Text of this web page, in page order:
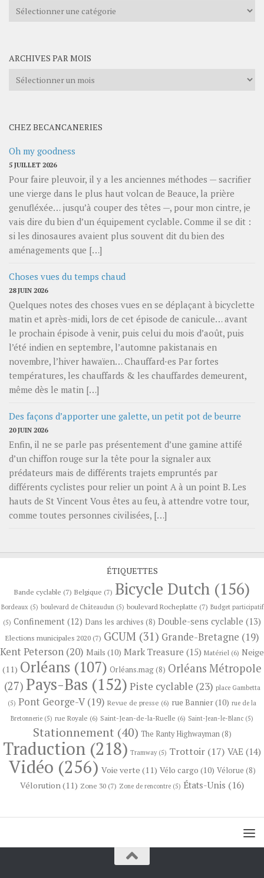
Explorer
ARCHIVES PAR MOIS
Archives
CHEZ BECANCANERIES
Oh my goodness
5 JUILLET 2026
Pour faire pleuvoir, il y a les anciennes méthodes — sacrifier
une vierge dans le plus haut volcan de Beauce, la prière
genufléxée… jusqu’à couper des têtes —, pour mon cintre, je
vais dire du bien d’un équipement cyclable. Comme il se dit :
si les dinosaures avaient plus souvent dit du bien des
aménagements que […]
Choses vues du temps chaud
28 JUIN 2026
Quelques notes des choses vues en se déplaçant à bicyclette
matin et après-midi, lors de cet épisode de canicule… avant
le prochain épisode à venir, puis celui du mois d’août, puis
l’été indien en septembre, l’automne pakistanais en
novembre, l’hiver hawaïen… Chauffard⋅es Par fortes
températures, les chauffards & les chauffardes demeurent,
même dès le matin […]
Des façons d’apporter une galette, un petit pot de beurre
20 JUIN 2026
Enfin, il ne se parle pas présentement d’une gamine attifé
d’un chiffon rouge sur la tête pour la signaler aux
prédateurs mais de différents trajets empruntés par
différents cyclistes pour relier un point A à un point B. Les
hauts de St Vincent Vous êtes au feu, à attendre votre tour,
comme toutes personnes civilisées, […]
ÉTIQUETTES
Bande cyclable (7) Belgique (7) Bicycle Dutch (156)
Bordeaux(5) boulevard de Châteaudun(5) boulevard Rocheplatte (7) Budget participatif
(5) Confinement (12) Dans les archives (8) Double-sens cyclable (13)
Elections municipales 2020(7) GCUM(31) Grande-Bretagne (19)
Kent Peterson (20) Mails (10) Mark Treasure (15) Matériel (6) Neige
(11) Orléans (107) Orléans.mag (8) Orléans Métropole
(27) Pays-Bas (152) Piste cyclable (23) place Gambetta
(5) Pont George-V(19) Revue de presse (6) rue Bannier(10) rue de la
Bretonnerie (5) rue Royale (6) Saint-Jean-de-la-Ruelle (6) Saint-Jean-le-Blanc (5)
Stationnement (40) The Ranty Highwayman(8)
Traduction (218) Tramway(5) Trottoir (17) VAE (14)
Vidéo (256) Voie verte (11) Vélo cargo (10) Vélorue (8)
Vélorution(11) Zone 30 (7) Zone de rencontre (5) États-Unis (16)